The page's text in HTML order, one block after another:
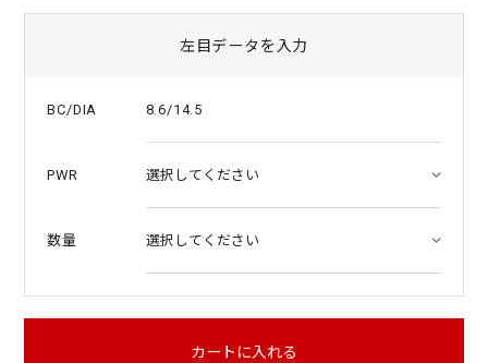
左目データを入力
BC/DIA 8.6/14.5
PWR
数量
カートに入れる